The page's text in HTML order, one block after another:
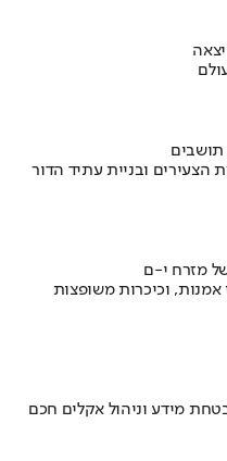
הצעירים ובניית עתיד הדור
מזרח י-ם
וכיכרות משופצות
מידע וניהול אקלים חכם